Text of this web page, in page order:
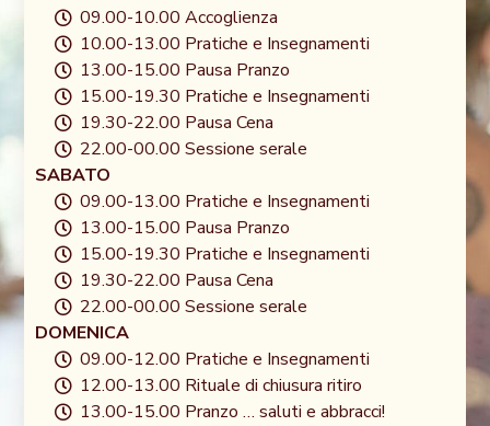
09.00-10.00 Accoglienza
10.00-13.00 Pratiche e Insegnamenti
13.00-15.00 Pausa Pranzo
15.00-19.30 Pratiche e Insegnamenti
19.30-22.00 Pausa Cena
22.00-00.00 Sessione serale
SABATO
09.00-13.00 Pratiche e Insegnamenti
13.00-15.00 Pausa Pranzo
15.00-19.30 Pratiche e Insegnamenti
19.30-22.00 Pausa Cena
22.00-00.00 Sessione serale
DOMENICA
09.00-12.00 Pratiche e Insegnamenti
12.00-13.00 Rituale di chiusura ritiro
13.00-15.00 Pranzo … saluti e abbracci!